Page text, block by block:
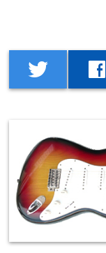
twitter facebook